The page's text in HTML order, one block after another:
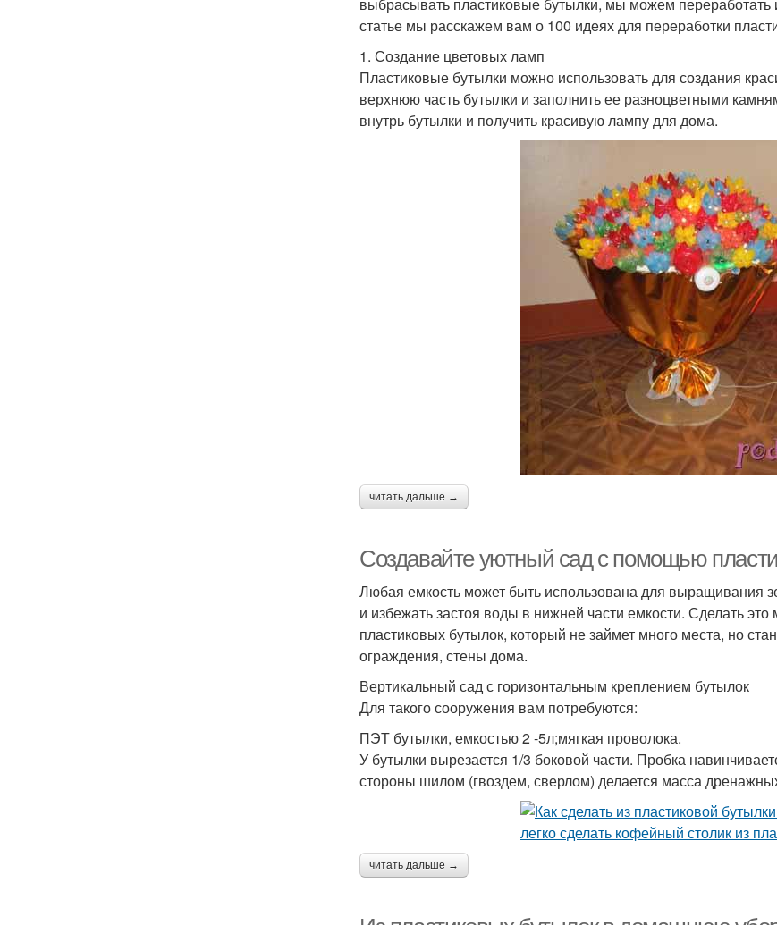
статье мы расскажем вам о 100 идеях для переработки
1. Создание цветовых ламп
Пластиковые бутылки можно использовать для создания
верхнюю часть бутылки и заполнить ее разноцветными
внутрь бутылки и получить красивую лампу для дома.
читать дальше →
Создавайте уютный сад с помощью
Любая емкость может быть использована для выращивания
и избежать застоя воды в нижней части емкости. Сделать
пластиковых бутылок, который не займет много места, но
ограждения, стены дома.
Вертикальный сад с горизонтальным креплением бутылок
Для такого сооружения вам потребуются:
ПЭТ бутылки, емкостью 2 -5л;мягкая проволока.
У бутылки вырезается 1/3 боковой части. Пробка
стороны шилом (гвоздем, сверлом) делается масса
читать дальше →